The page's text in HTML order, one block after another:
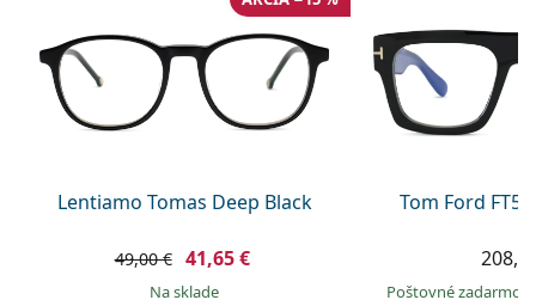
Lentiamo Tomas Deep Black
49,00 € 41,65 €
na sklade
Tom Ford
Poštovné zadarmo